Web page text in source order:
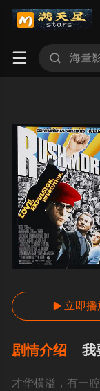
 
 立即播
剧情介绍 我
才华横溢，有一